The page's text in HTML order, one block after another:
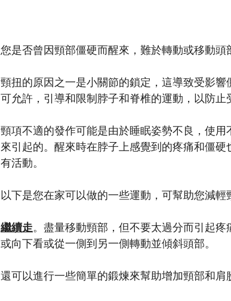
您是否曾因頸部僵硬而醒來，難於轉動或移動頭
頸扭的原因之一是小關節的鎖定，這導致受影
可允許，引導和限制脖子和脊椎的運動，以防止
頸項不適的發作可能是由於睡眠姿勢不良，使
來引起的。醒來時在脖子上感覺到的疼痛和僵
有活動。
以下是您在家可以做的一些運動，可幫助您減輕
繼續走。盡量移動頸部，但不要太過分而引起
或向下看或從一側到另一側轉動並傾斜頭部。
還可以進行一些簡單的鍛煉來幫助增加頸部和肩